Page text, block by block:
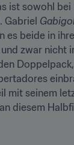
ist sowohl
Gabriel
es beide in
zwar nicht
mit seinem
diesem